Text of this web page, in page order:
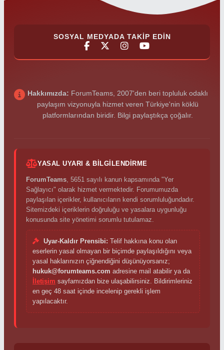
SOSYAL MEDYADA TAKIP EDIN
Hakkımızda: ForumTeams, 2007'den beri topluluk odaklı
paylaşım vizyonuyla hizmet veren Türkiye'nin köklü
platformlarından biridir. Bilgi paylaştıkça çoğalır.
YASAL UYARI & BILGILENDIRME
ForumTeams, 5651 sayılı kanun kapsamında "Yer
Sağlayıcı" olarak hizmet vermektedir. Forumumuzda
paylaşılan içerikler, kullanıcıların kendi sorumluluğundadır.
Sitemizdeki içeriklerin doğruluğu ve yasalara uygunluğu
konusunda site yönetimi sorumlu tutulamaz.
Uyar-Kaldır Prensibi: Telif hakkına konu olan
eserlerin yasal olmayan bir biçimde paylaşıldığını veya
yasal haklarınızın çiğnendiğini düşünüyorsanız;
hukuk@forumteams.com adresine mail atabilir ya da
İletişim sayfamızdan bize ulaşabilirsiniz. Bildirimleriniz
en geç 48 saat içinde incelenip gerekli işlem
yapılacaktır.